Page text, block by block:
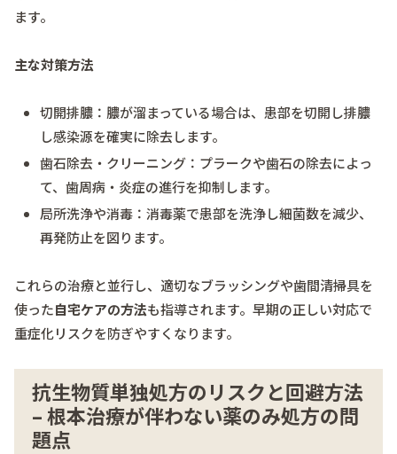
ます。
主な対策方法
切開排膿：膿が溜まっている場合は、患部を切開し排膿
し感染源を確実に除去します。
歯石除去・クリーニング：プラークや歯石の除去によっ
て、歯周病・炎症の進行を抑制します。
局所洗浄や消毒：消毒薬で患部を洗浄し細菌数を減少、
再発防止を図ります。
これらの治療と並行し、適切なブラッシングや歯間清掃具を
使った自宅ケアの方法も指導されます。早期の正しい対応で
重症化リスクを防ぎやすくなります。
抗生物質単独処方のリスクと回避方法
– 根本治療が伴わない薬のみ処方の問
題点